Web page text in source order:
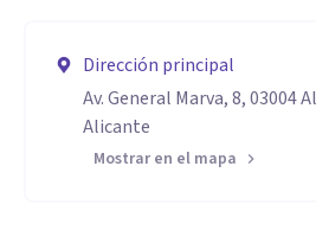
Dirección principal
Av. General Marva, 8, 03004
Alicante
Mostrar en el mapa